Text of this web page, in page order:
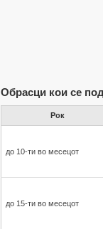
Обрасци кои се
Рок
до 10-ти во месецот
до 15-ти во месецот